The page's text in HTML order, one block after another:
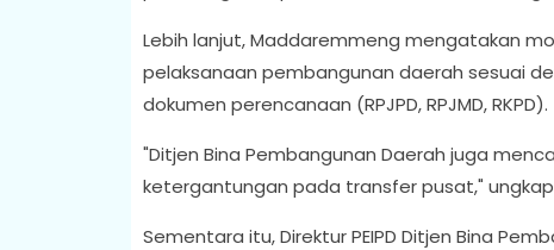
Lebih lanjut, Maddaremmeng mengatakan
pelaksanaan pembangunan daerah sesuai
dokumen perencanaan (RPJPD, RPJMD, RKPD).
"Ditjen Bina Pembangunan Daerah juga
ketergantungan pada transfer pusat,"
Sementara itu, Direktur PEIPD Ditjen Bina